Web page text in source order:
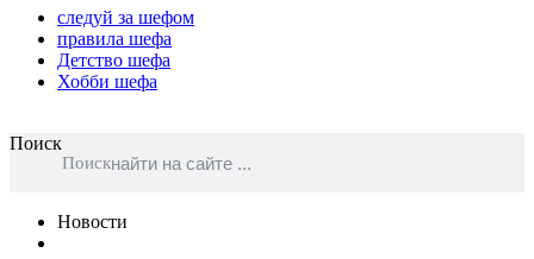
следуй за шефом
правила шефа
Детство шефа
Хобби шефа
Поиск
Поиск
Новости